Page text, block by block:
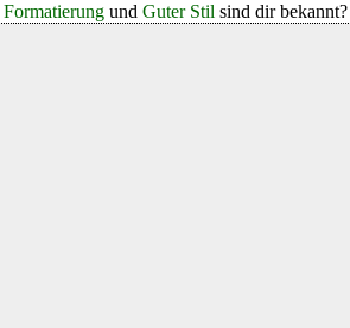
und Guter Stil sind dir bekannt?